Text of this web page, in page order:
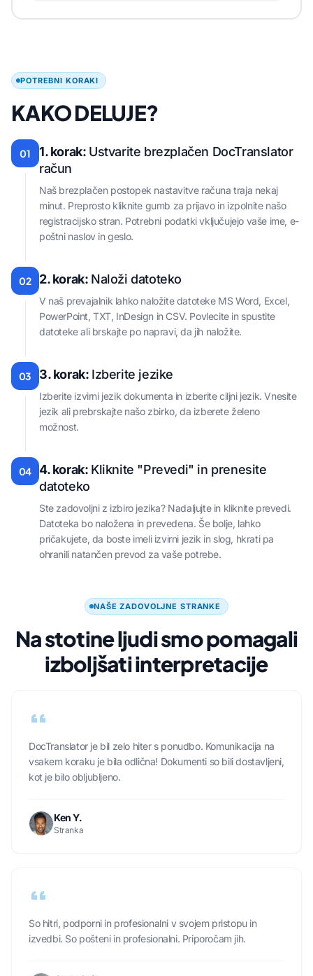
POTREBNI KORAKI
KAKO DELUJE?
01 1. korak: Ustvarite brezplačen DocTranslator
račun
Naš brezplačen postopek nastavitve računa traja nekaj
minut. Preprosto kliknite gumb za prijavo in izpolnite našo
registracijsko stran. Potrebni podatki vključujejo vaše ime, e-
poštni naslov in geslo.
02 2. korak: Naloži datoteko
V naš prevajalnik lahko naložite datoteke MS Word, Excel,
PowerPoint, TXT, InDesign in CSV. Povlecite in spustite
datoteke ali brskajte po napravi, da jih naložite.
03 3. korak: Izberite jezike
Izberite izvirni jezik dokumenta in izberite ciljni jezik. Vnesite
jezik ali prebrskajte našo zbirko, da izberete želeno
možnost.
04 4. korak: Kliknite "Prevedi" in prenesite
datoteko
Ste zadovoljni z izbiro jezika? Nadaljujte in kliknite prevedi.
Datoteka bo naložena in prevedena. Še bolje, lahko
pričakujete, da boste imeli izvirni jezik in slog, hkrati pa
ohranili natančen prevod za vaše potrebe.
NAŠE ZADOVOLJNE STRANKE
Na stotine ljudi smo pomagali
izboljšati interpretacije
DocTranslator je bil zelo hiter s ponudbo. Komunikacija na
vsakem koraku je bila odlična! Dokumenti so bili dostavljeni,
kot je bilo obljubljeno.
Ken Y.
Stranka
So hitri, podporni in profesionalni v svojem pristopu in
izvedbi. So pošteni in profesionalni. Priporočam jih.